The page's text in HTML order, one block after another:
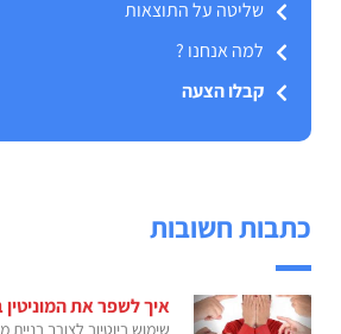
שליטה על התוצאות
למה אנחנו ?
קבלו הצעה
כתבות חשובות
איך לשפר את המוניטין
שימוש ביוטיוב לצורך בניית